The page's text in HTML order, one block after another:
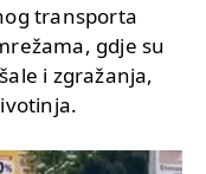
transporta
gdje su
i zgražanja,